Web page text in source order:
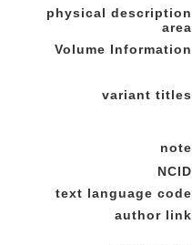
physical description
area
Volume Information
variant titles
note
NCID
text language code
author link